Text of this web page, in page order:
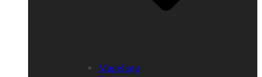
Magelang